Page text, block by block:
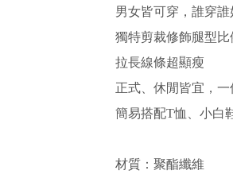
男女皆可穿，誰穿誰
獨特剪裁修飾腿型比
拉長線條超顯瘦
正式、休閒皆宜，一
簡易搭配T恤、小白
材質：聚酯纖維